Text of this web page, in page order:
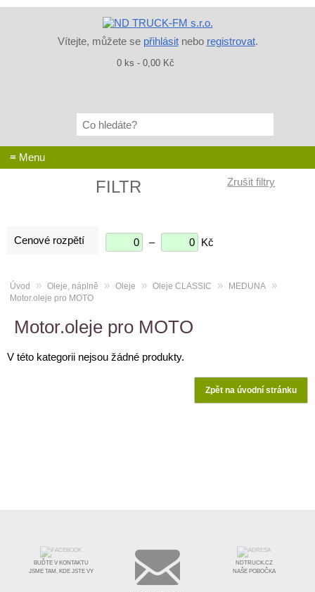
Vítejte, můžete se přihlásitnebo registrovat.
0 ks - 0,00 Kč
≡ Menu
FILTR
Cenové rozpětí – Kč
Úvod » Oleje, náplně » Oleje » Oleje CLASSIC » MEDUNA »
Motor.oleje pro MOTO
Motor.oleje pro MOTO
V této kategorii nejsou žádné produkty.
Zpět na úvodní stránku
BUĎTE V KONTAKTU
JSME TAM, KDE JSTE VY
NDTRUCK.CZ
NAŠE POBOČKA